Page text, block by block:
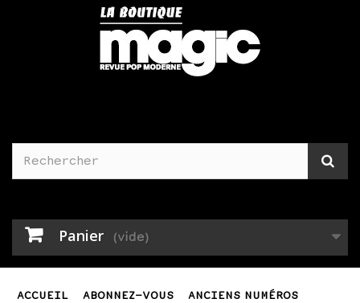
Panier (vide)
ACCUEIL ABONNEZ-VOUS
ANCIENS NUMÉROS